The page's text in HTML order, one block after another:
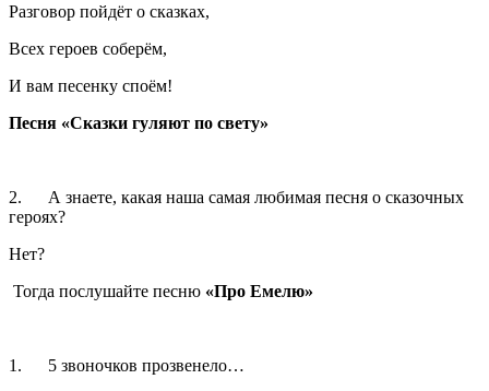
Разговор пойдёт о сказках,
Всех героев соберём,
И вам песенку споём!
Песня «Сказки гуляют по свету»
2. А знаете, какая наша самая любимая песня о сказочных
героях?
Нет?
Тогда послушайте песню «Про Емелю»
1. 5 звоночков прозвенело…